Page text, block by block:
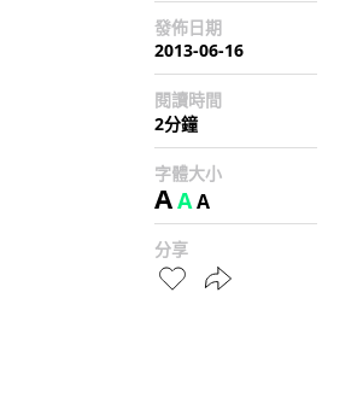
發佈日期
2013-06-16
閱讀時間
2分鐘
字體大小
AAA
分享